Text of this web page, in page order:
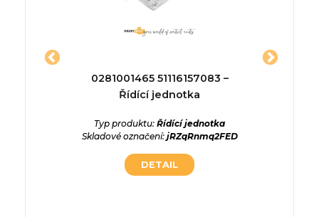
0281001465 51116157083 –
Řídící jednotka
Typ produktu: Řídící jednotka
Skladové označení: jRZqRnmq2FED
DETAIL